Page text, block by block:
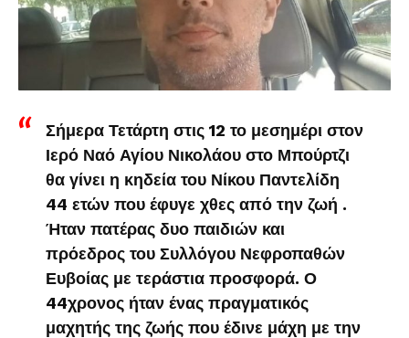
Σήμερα Τετάρτη στις 12 το μεσημέρι στον
Ιερό Ναό Αγίου Νικολάου στο Μπούρτζι
θα γίνει η κηδεία του Νίκου Παντελίδη
44 ετών που έφυγε χθες από την ζωή .
Ήταν πατέρας δυο παιδιών και
πρόεδρος του Συλλόγου Νεφροπαθών
Ευβοίας με τεράστια προσφορά. Ο
44χρονος ήταν ένας πραγματικός
μαχητής της ζωής που έδινε μάχη με την